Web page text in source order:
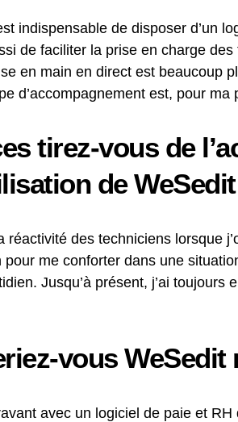
indispensable de disposer d’un
de faciliter la prise en charge
en main en direct est beaucoup
d’accompagnement est, pour ma
tirez-vous de
de
réactivité des techniciens lorsque
pour me conforter dans une
Jusqu’à présent, j’ai
vous WeSedit
avec un logiciel de paie et